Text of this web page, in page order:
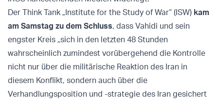
Der Think Tank „Institute for the Study of War“ (ISW) kam
am Samstag zu dem Schluss, dass Vahidi und sein
engster Kreis „sich in den letzten 48 Stunden
wahrscheinlich zumindest vorübergehend die Kontrolle
nicht nur über die militärische Reaktion des Iran in
diesem Konflikt, sondern auch über die
Verhandlungsposition und -strategie des Iran gesichert